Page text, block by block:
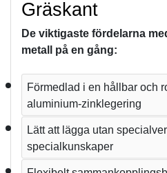
Gräskant
De viktigaste fördelarna
metall på en gång:
Förmedlad i en hållbar och
aluminium-zinklegering
Lätt att lägga utan
specialkunskaper